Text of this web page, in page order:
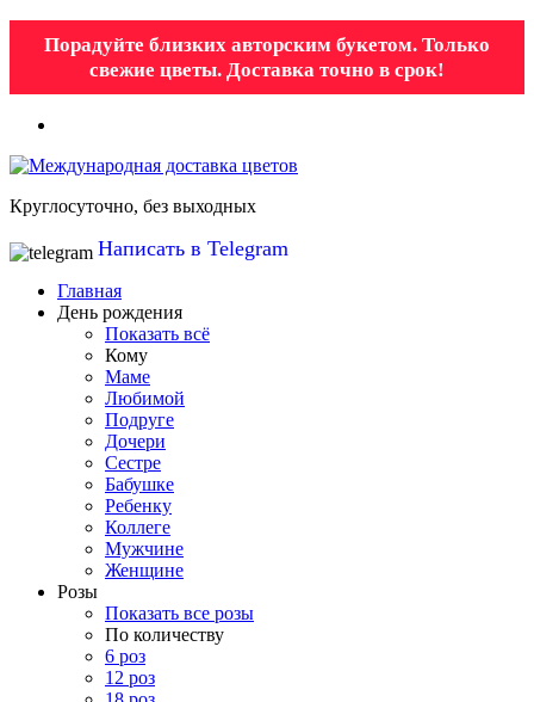
Порадуйте близких авторским букетом. Только
свежие цветы. Доставка точно в срок!
Круглосуточно, без выходных
Написать в Telegram
Главная
День рождения
Показать всё
Кому
Маме
Любимой
Подруге
Дочери
Сестре
Бабушке
Ребенку
Коллеге
Мужчине
Женщине
Розы
Показать все розы
По количеству
6 роз
12 роз